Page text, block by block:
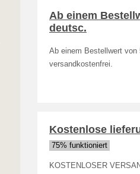
Ab einem
deutsc.
Ab einem Bestellwert von
versandkostenfrei.
Kostenlose
75% funktioniert
KOSTENLOSER